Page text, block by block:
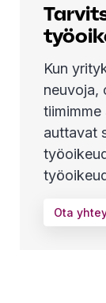
Kun
neuvoja,
tiimimme
auttavat
Ota